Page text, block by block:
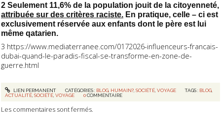
2 Seulement 11,6% de la population jouit de la citoyenneté,
attribuée sur des critères raciste. En pratique, celle – ci est
exclusivement réservée aux enfants dont le père est lui
même qatarien.
3 https://www.mediaterranee.com/0172026-influenceurs-francais-
dubai-quand-le-paradis-fiscal-se-transforme-en-zone-de-
guerre.html
LIEN PERMANENT CATÉGORIES : BLOG, HUMAIN?, SOCIÉTÉ, VOYAGE TAGS : BLOG
ACTUALITÉ ,SOCIÉTÉ ,VOYAGE 0 COMMENTAIRE
Les commentaires sont fermés.